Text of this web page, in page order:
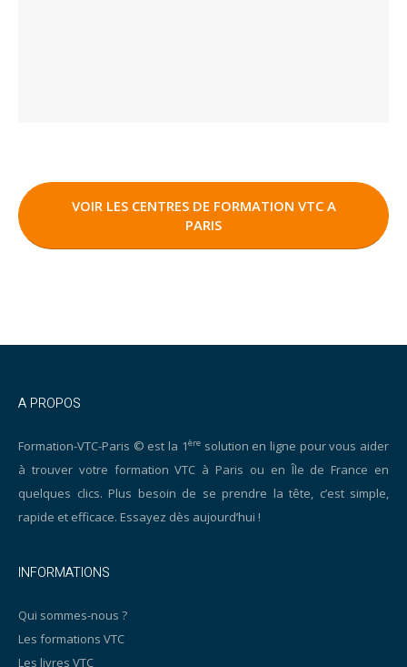
VOIR LES CENTRES DE FORMATION VTC A
PARIS
A PROPOS
Formation-VTC-Paris © est la 1èresolution en ligne pour vous aider
à trouver votre formation VTC à Paris ou en Île de France en
quelques clics. Plus besoin de se prendre la tête, c’est simple,
rapide et efficace. Essayez dès aujourd’hui !
INFORMATIONS
Qui sommes-nous ?
Les formations VTC
Les livres VTC